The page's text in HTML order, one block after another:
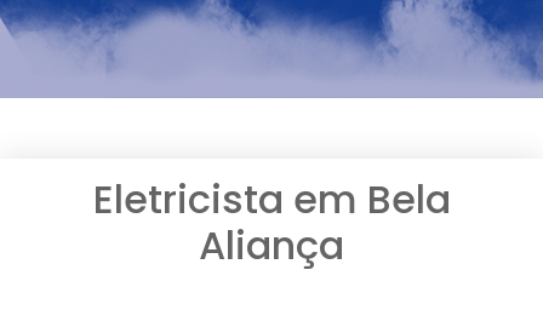
Eletricista em Bela
Aliança